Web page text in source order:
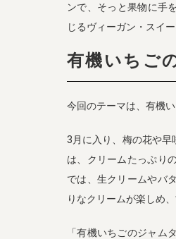
ンで、そっと果物に手
じるヴィーガン・スイ
有機いちご
今回のテーマは、有機い
3月に入り、梅の花や早
は、クリームたっぷり
では、生クリームやバ
りなクリームが楽しめ
「有機いちごのジャム